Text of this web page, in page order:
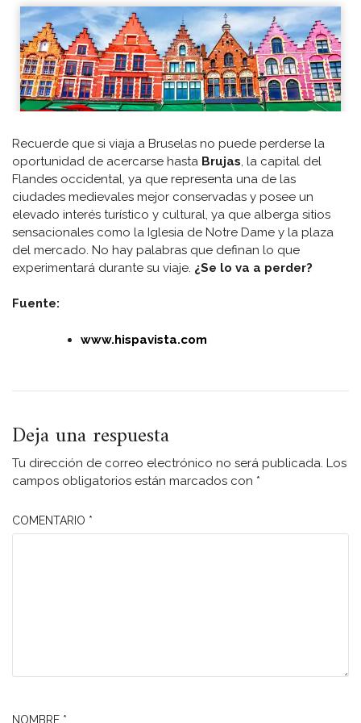
Recuerde que si viaja a Bruselas no puede perderse la
oportunidad de acercarse hasta Brujas, la capital del
Flandes occidental, ya que representa una de las
ciudades medievales mejor conservadas y posee un
elevado interés turístico y cultural, ya que alberga sitios
sensacionales como la Iglesia de Notre Dame y la plaza
del mercado. No hay palabras que definan lo que
experimentará durante su viaje. ¿Se lo va a perder?
Fuente:
www.hispavista.com
Deja una respuesta
Tu dirección de correo electrónico no será publicada. Los
campos obligatorios están marcados con *
COMENTARIO *
NOMBRE *